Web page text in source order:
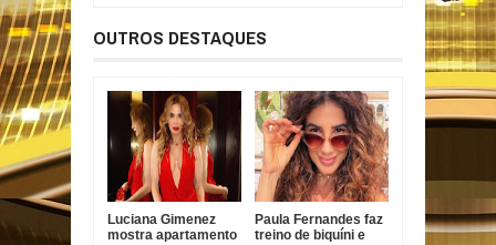
OUTROS DESTAQUES
Luciana Gimenez
mostra apartamento
Paula Fernandes faz
treino de biquíni e